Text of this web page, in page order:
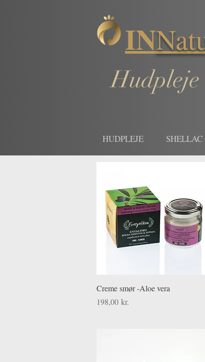
IN
HUDPLEJE
Hurtigvisning
Creme smør -Aloe vera
Pris
198,00 kr.